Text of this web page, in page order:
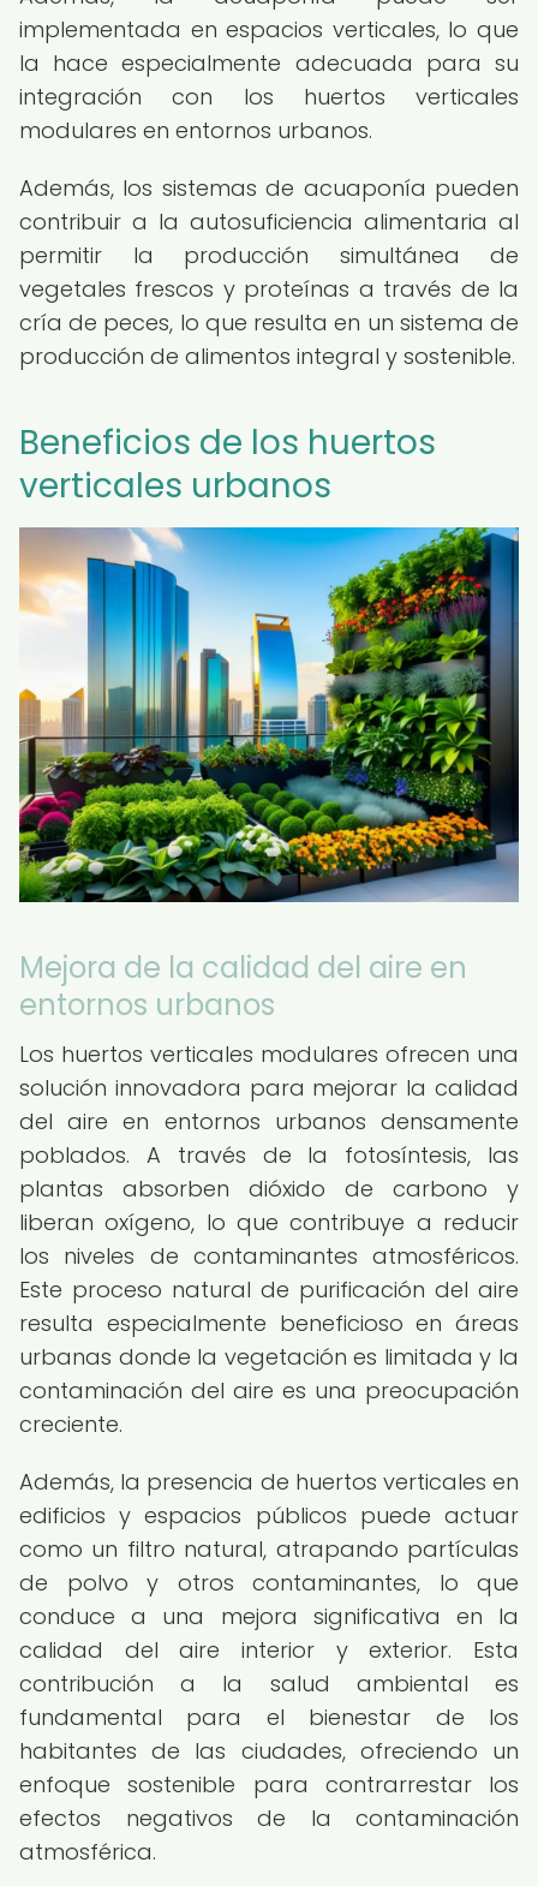
implementada en espacios verticales, lo que
la hace especialmente adecuada para su
integración con los huertos verticales
modulares en entornos urbanos.
Además, los sistemas de acuaponía pueden
contribuir a la autosuficiencia alimentaria al
permitir la producción simultánea de
vegetales frescos y proteínas a través de la
cría de peces, lo que resulta en un sistema de
producción de alimentos integral y sostenible.
Beneficios de los huertos
verticales urbanos
Mejora de la calidad del aire en
entornos urbanos
Los huertos verticales modulares ofrecen una
solución innovadora para mejorar la calidad
del aire en entornos urbanos densamente
poblados. A través de la fotosíntesis, las
plantas absorben dióxido de carbono y
liberan oxígeno, lo que contribuye a reducir
los niveles de contaminantes atmosféricos.
Este proceso natural de purificación del aire
resulta especialmente beneficioso en áreas
urbanas donde la vegetación es limitada y la
contaminación del aire es una preocupación
creciente.
Además, la presencia de huertos verticales en
edificios y espacios públicos puede actuar
como un filtro natural, atrapando partículas
de polvo y otros contaminantes, lo que
conduce a una mejora significativa en la
calidad del aire interior y exterior. Esta
contribución a la salud ambiental es
fundamental para el bienestar de los
habitantes de las ciudades, ofreciendo un
enfoque sostenible para contrarrestar los
efectos negativos de la contaminación
atmosférica.